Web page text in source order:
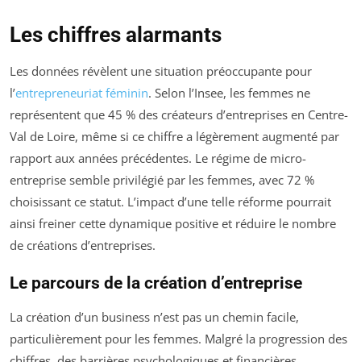
Les chiffres alarmants
Les données révèlent une situation préoccupante pour
l’entrepreneuriat féminin. Selon l’Insee, les femmes ne
représentent que 45 % des créateurs d’entreprises en Centre-
Val de Loire, même si ce chiffre a légèrement augmenté par
rapport aux années précédentes. Le régime de micro-
entreprise semble privilégié par les femmes, avec 72 %
choisissant ce statut. L’impact d’une telle réforme pourrait
ainsi freiner cette dynamique positive et réduire le nombre
de créations d’entreprises.
Le parcours de la création d’entreprise
La création d’un business n’est pas un chemin facile,
particulièrement pour les femmes. Malgré la progression des